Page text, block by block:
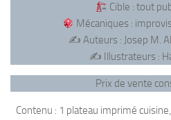
Cible : tout
Mécaniques :
✍️ Auteurs : Josep M.
✍️ Illustrateurs :
Prix de vente
Contenu : 1 plateau imprimé